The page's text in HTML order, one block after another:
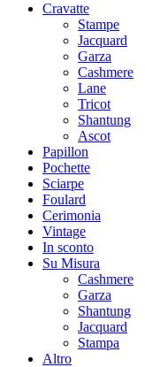
Cravatte
Stampe
Jacquard
Garza
Cashmere
Lane
Tricot
Shantung
Ascot
Papillon
Pochette
Sciarpe
Foulard
Cerimonia
Vintage
In sconto
Su Misura
Cashmere
Garza
Shantung
Jacquard
Stampa
Altro